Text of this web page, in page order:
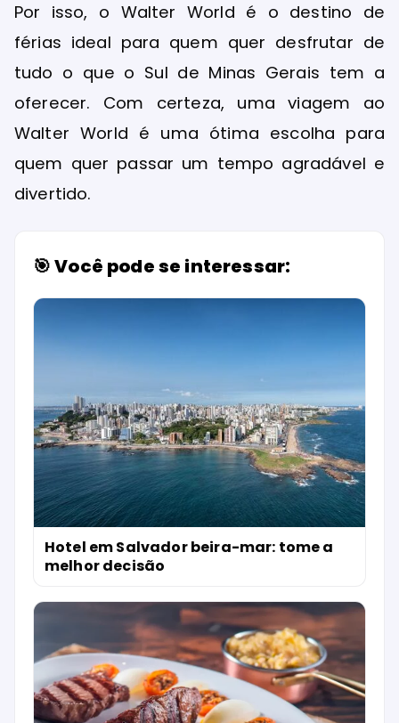
Por isso, o Walter World é o destino de
férias ideal para quem quer desfrutar de
tudo o que o Sul de Minas Gerais tem a
oferecer. Com certeza, uma viagem ao
Walter World é uma ótima escolha para
quem quer passar um tempo agradável e
divertido.
🎯 Você pode se interessar:
Hotel em Salvador beira-mar: tome a
melhor decisão